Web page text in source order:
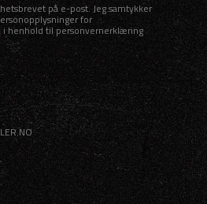
på e-post. Jeg samtykker
for
i henhold til personvernerklæring